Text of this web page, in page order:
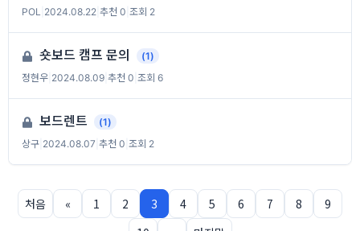
POL
2024.08.22 추천 0 조회 2
숏보드 캠프 문의
(1)
정현우 2024.08.09 추천 0 조회 6
보드렌트
(1)
상구 2024.08.07 추천 0 조회 2
처음 « 1 2 3 4 5 6 7 8
9